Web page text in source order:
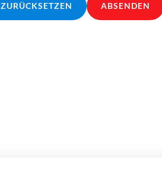
ZURÜCKSETZEN ABSENDEN